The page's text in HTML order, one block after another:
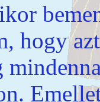
hogy